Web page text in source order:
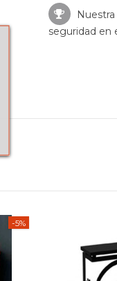
seguridad en
-5%